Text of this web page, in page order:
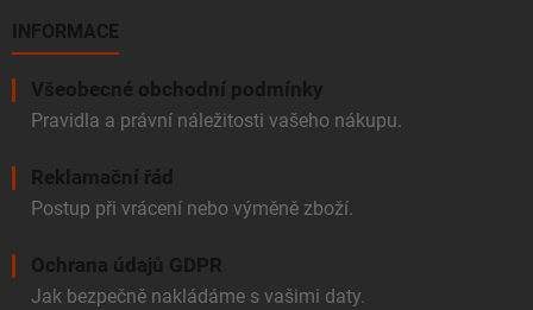
INFORMACE
Všeobecné obchodní podmínky
Pravidla a právní náležitosti vašeho nákupu.
Reklamační řád
Postup při vrácení nebo výměně zboží.
Ochrana údajů GDPR
Jak bezpečně nakládáme s vašimi daty.